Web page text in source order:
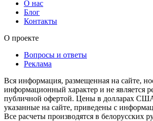
О нас
Блог
Контакты
О проекте
Вопросы и ответы
Реклама
Вся информация, размещенная на сайте,
информационный характер и не является
публичной офертой. Цены в долларах
указанные на сайте, приведены с
Все расчеты производятся в белорусских